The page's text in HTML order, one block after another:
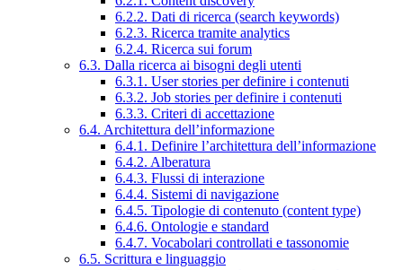
6.2.2. Dati di ricerca (search keywords)
6.2.3. Ricerca tramite analytics
6.2.4. Ricerca sui forum
6.3. Dalla ricerca ai bisogni degli utenti
6.3.1. User stories per definire i contenuti
6.3.2. Job stories per definire i contenuti
6.3.3. Criteri di accettazione
6.4. Architettura dell’informazione
6.4.1. Definire l’architettura dell’informazione
6.4.2. Alberatura
6.4.3. Flussi di interazione
6.4.4. Sistemi di navigazione
6.4.5. Tipologie di contenuto (content type)
6.4.6. Ontologie e standard
6.4.7. Vocabolari controllati e tassonomie
6.5. Scrittura e linguaggio